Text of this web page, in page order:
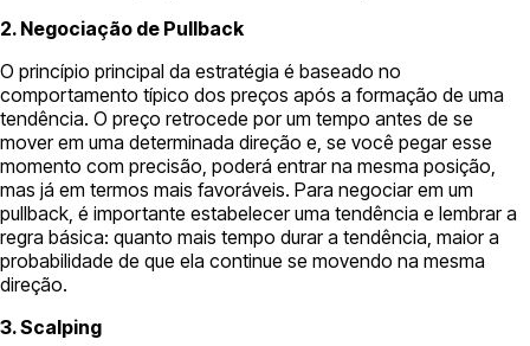
2. Negociação de Pullback
O princípio principal da estratégia é baseado no
comportamento típico dos preços após a formação de uma
tendência. O preço retrocede por um tempo antes de se
mover em uma determinada direção e, se você pegar esse
momento com precisão, poderá entrar na mesma posição,
mas já em termos mais favoráveis. ​​Para negociar em um
pullback, é importante estabelecer uma tendência e lembrar a
regra básica: quanto mais tempo durar a tendência, maior a
probabilidade de que ela continue se movendo na mesma
direção.
3. Scalping